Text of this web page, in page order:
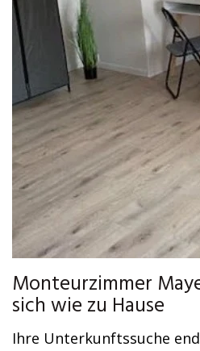
Monteurzimmer
sich wie zu Hause
Ihre Unterkunftssuche